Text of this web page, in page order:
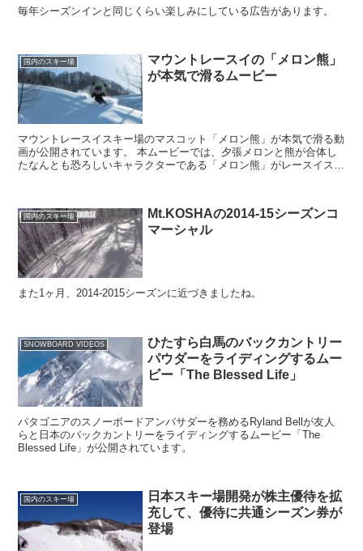
毎年シーズンインと同じくらい楽しみにしている広告があります。
国内のスキー場
マウントレースイの「メロン熊」
が本気で滑るムービー
マウントレースイスキー場のマスコット「メロン熊」が本気で滑る動
画が公開されています。 本ムービーでは、夕張メロンと熊が合体し
たなんとも恐ろしいキャラクターである「メロン熊」がレースイスキ
国内のスキー場
Mt.KOSHAの2014-15シーズンコ
マーシャル
また1ヶ月、2014-2015シーズンに近づきましたね。
SNOWBOARD VIDEOS
ひたすら白馬のバックカントリー
パウダーをライディングするムー
ビー「The Blessed Life」
パタゴニアのスノーボードアンバサダーを務めるRyland Bellが友人
らと日本のバックカントリーをライディングするムービー「The
Blessed Life」が公開されています。
国内のスキー場
日本スキー場開発が株主優待を拡
充して、優待に共通シーズン券が
登場